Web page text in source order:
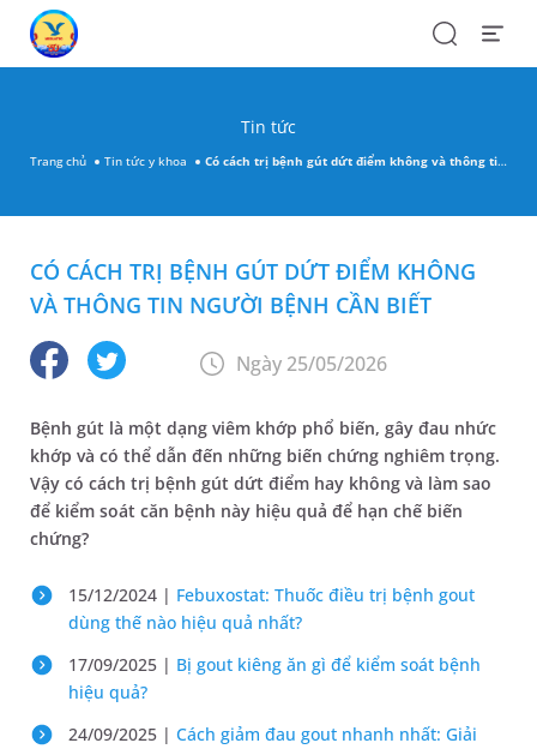
SearchOpen
Tin tức
Trang chủ Tin tức y khoa Có cách trị bệnh gút dứt điểm không và thông tin người bệnh cần biết
CÓ CÁCH TRỊ BỆNH GÚT DỨT ĐIỂM KHÔNG
VÀ THÔNG TIN NGƯỜI BỆNH CẦN BIẾT
Ngày 25/05/2026
Bệnh gút là một dạng viêm khớp phổ biến, gây đau nhức
khớp và có thể dẫn đến những biến chứng nghiêm trọng.
Vậy có cách trị bệnh gút dứt điểm hay không và làm sao
để kiểm soát căn bệnh này hiệu quả để hạn chế biến
chứng?
15/12/2024 | Febuxostat: Thuốc điều trị bệnh gout
dùng thế nào hiệu quả nhất?
17/09/2025 | Bị gout kiêng ăn gì để kiểm soát bệnh
hiệu quả?
24/09/2025 | Cách giảm đau gout nhanh nhất: Giải